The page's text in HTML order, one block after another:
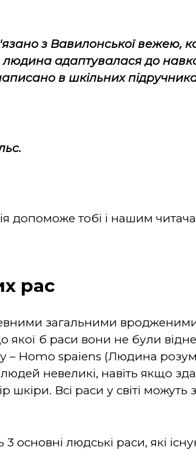
з Вавилонської вежею,
адаптувалася до
в шкільних
допоможе тобі і нашим
рас
загальними вродженими
якої б раси вони не були
– Homo spaiens (Людина
невеликі, навіть якщо
шкіри. Всі раси у світі
основні людські раси, які